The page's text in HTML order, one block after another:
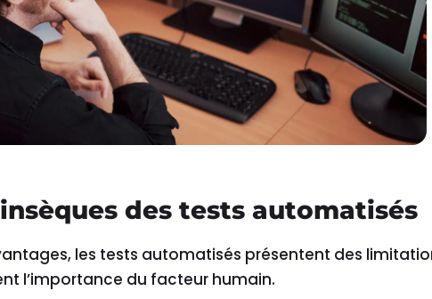
des tests automatisés
les tests automatisés présentent des
l’importance du facteur humain.